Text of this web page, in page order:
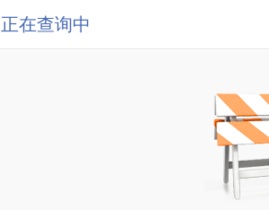
正在查询中